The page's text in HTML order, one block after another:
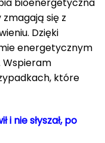
się z
Dzięki
energetycznym
które
i nie słyszał, po